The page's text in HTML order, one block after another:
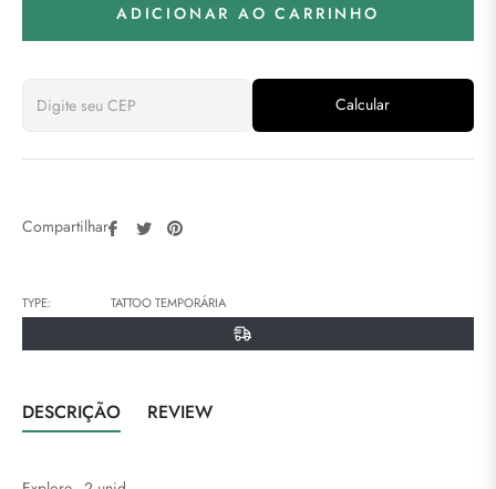
ADICIONAR AO CARRINHO
Calcular
Compartilhar:
Compartilhar
Tweetar
Pin
TYPE: TATTOO TEMPORÁRIA
DESCRIÇÃO REVIEW